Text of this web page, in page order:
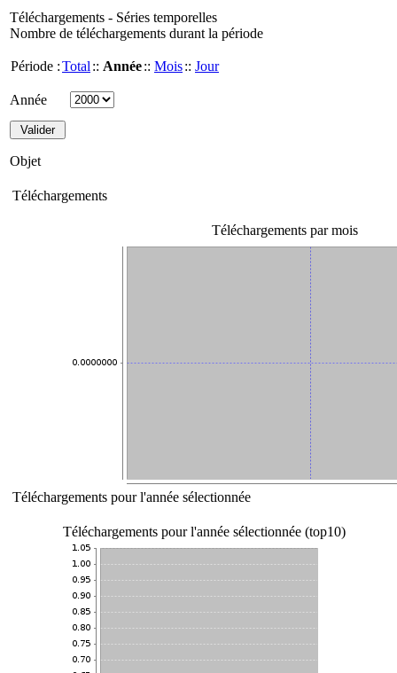
Téléchargements - Séries temporelles
Nombre de téléchargements durant la période
Période :Total :: Année:: Mois:: Jour
Année
Objet
Téléchargements
Téléchargements par mois
Téléchargements pour l'année sélectionnée
Téléchargements pour l'année sélectionnée (top10)